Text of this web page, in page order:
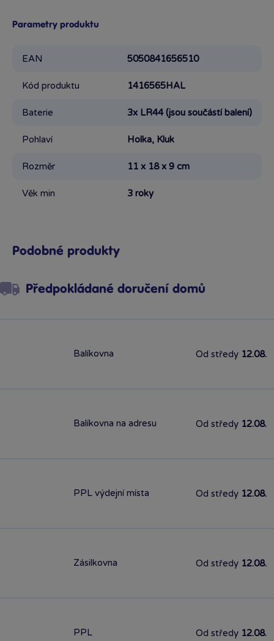
Parametry produktu
EAN 5050841656510
Kód produktu 1416565HAL
Baterie 3x LR44 (jsou součástí balení)
Pohlaví Holka, Kluk
Rozměr 11 x 18 x 9 cm
Věk min 3 roky
Podobné produkty
Předpokládané doručení domů
Balíkovna Od středy 12.08.
Balíkovna na adresu Od středy 12.08.
PPL výdejní místa Od středy 12.08.
Zásilkovna Od středy 12.08.
PPL Od středy 12.08.